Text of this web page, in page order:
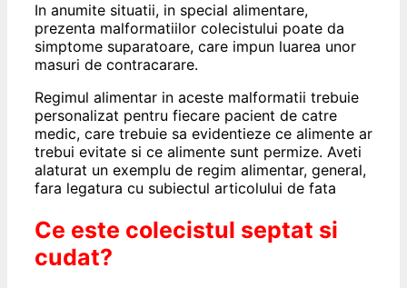
In anumite situatii, in special alimentare,
prezenta malformatiilor colecistului poate da
simptome suparatoare, care impun luarea unor
masuri de contracarare.
Regimul alimentar in aceste malformatii trebuie
personalizat pentru fiecare pacient de catre
medic, care trebuie sa evidentieze ce alimente ar
trebui evitate si ce alimente sunt permize. Aveti
alaturat un exemplu de regim alimentar, general,
fara legatura cu subiectul articolului de fata
Ce este colecistul septat si
cudat?